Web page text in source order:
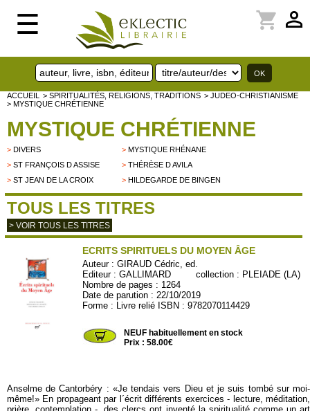
☰ perm_identity
shopping_cart
ACCUEIL > SPIRITUALITÉS, RELIGIONS, TRADITIONS > JUDEO-CHRISTIANISME
> MYSTIQUE CHRÉTIENNE
MYSTIQUE CHRÉTIENNE
> DIVERS >MYSTIQUE RHÉNANE
> ST FRANÇOIS D ASSISE >THÉRÈSE D AVILA
> ST JEAN DE LA CROIX >HILDEGARDE DE BINGEN
TOUS LES TITRES
> VOIR TOUS LES TITRES
ECRITS SPIRITUELS DU MOYEN ÂGE
Auteur :GIRAUD Cédric, ed.
Editeur :GALLIMARD collection : PLEIADE (LA)
Nombre de pages : 1264
Date de parution : 22/10/2019
Forme : Livre relié ISBN : 9782070114429
NEUF habituellement en stock
Prix : 58.00€
Anselme de Cantorbéry : «Je tendais vers Dieu et je suis tombé sur moi-
même!» En propageant par l´écrit différents exercices - lecture, méditation,